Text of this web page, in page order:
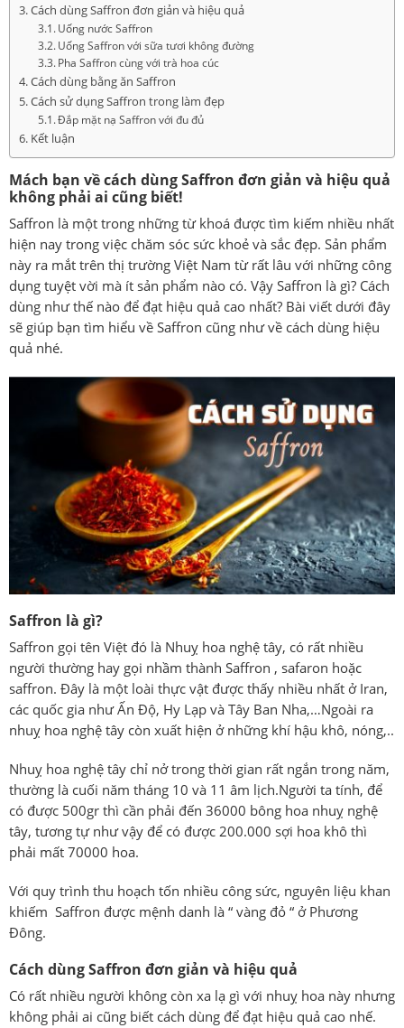
Cách dùng Saffron đơn giản và hiệu quả
Uống nước Saffron
Uống Saffron với sữa tươi không đường
Pha Saffron cùng với trà hoa cúc
Cách dùng bằng ăn Saffron
Cách sử dụng Saffron trong làm đẹp
Đắp mặt nạ Saffron với đu đủ
Kết luận
Mách bạn về cách dùngSaffron đơn giản và hiệu quả
không phải ai cũng biết!
Saffron là một trong những từ khoá được tìm kiếm nhiều nhất
hiện nay trong việc chăm sóc sức khoẻ và sắc đẹp. Sản phẩm
này ra mắt trên thị trường Việt Nam từ rất lâu với những công
dụng tuyệt vời mà ít sản phẩm nào có. Vậy Saffron là gì? Cách
dùng như thế nào để đạt hiệu quả cao nhất? Bài viết dưới đây
sẽ giúp bạn tìm hiểu về Saffron cũng như về cách dùng hiệu
quả nhé.
Saffron là gì?
Saffron gọi tên Việt đó là Nhuỵ hoa nghệ tây, có rất nhiều
người thường hay gọi nhầm thành Saffron , safaron hoặc
saffron. Đây là một loài thực vật được thấy nhiều nhất ở Iran,
các quốc gia như Ấn Độ, Hy Lạp và Tây Ban Nha,…Ngoài ra
nhuỵ hoa nghệ tây còn xuất hiện ở những khí hậu khô, nóng,..
Nhuỵ hoa nghệ tây chỉ nở trong thời gian rất ngắn trong năm,
thường là cuối năm tháng 10 và 11 âm lịch.Người ta tính, để
có được 500gr thì cần phải đến 36000 bông hoa nhuỵ nghệ
tây, tương tự như vậy để có được 200.000 sợi hoa khô thì
phải mất 70000 hoa.
Với quy trình thu hoạch tốn nhiều công sức, nguyên liệu khan
khiếm Saffron được mệnh danh là “ vàng đỏ “ ở Phương
Đông.
Cách dùng Saffron đơn giản và hiệu quả
Có rất nhiều người không còn xa lạ gì với nhuỵ hoa này nhưng
không phải ai cũng biết cách dùng để đạt hiệu quả cao nhế.